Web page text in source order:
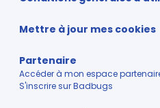
Mettre à jour mes cookies
Partenaire
Accéder à mon espace
S'inscrire sur Badbugs